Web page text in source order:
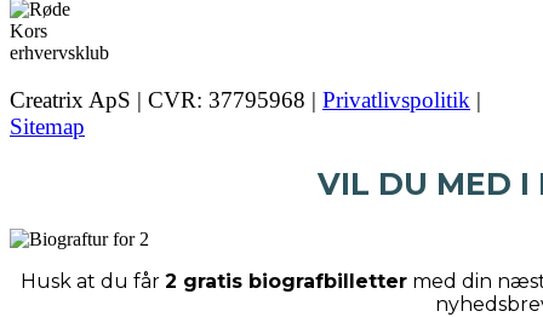
Creatrix ApS | CVR: 37795968 | Privatlivspolitik |
Sitemap
VIL DU MED I
Husk at du får 2 gratis biografbillettermed din